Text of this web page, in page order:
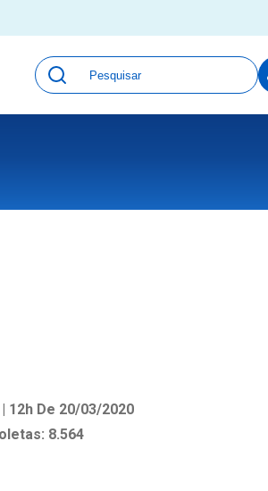
Unidades
Qualidade e Segurança
12h De 20/03/2020
8.564